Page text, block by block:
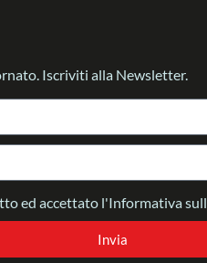
Iscriviti alla Newsletter.
ed accettato l'Informativa
Invia